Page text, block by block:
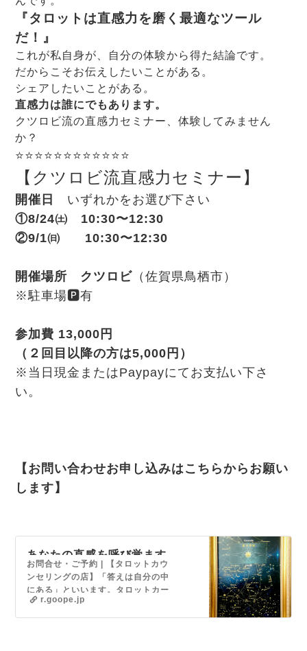
『タロットは直感力を磨く最適なツール
だ！』
これが私自身が、自分の体験から得た結論です。
だからこそお伝えしたいことがある。
シェアしたいことがある。
直感力は誰にでもあります。
クツロビ流の直感力セミナー、体験してみません
か？
⭐️⭐️⭐️⭐️⭐️⭐️⭐️⭐️⭐️⭐️⭐️⭐️
【クツロビ流直感力セミナー】
開催日 いずれかをお選び下さい
①8/24㈯ 10:30〜12:30
②9/1㈰ 10:30〜12:30
開催場所 クツロビ （佐賀県鳥栖市）
※駐車場🅿有
参加費 13,000円
（２回目以降の方は5,000円）
※当日現金またはPaypayにてお支払い下さ
い。
【お問い合わせお申し込みはこちらからお願い
します】
あなたの直感を呼び覚ます
タロット〜タロットを日常
に〜くつろぐ日「クツロ
ビ」
お問合せ・ご予約 | 【タロットカウ
ンセリングの店】「答えは自分の中
にある」といいます。タロットカー
ドを用いて、あなた自身の中にある
答えを探すお手伝いを致します。
r.goope.jp